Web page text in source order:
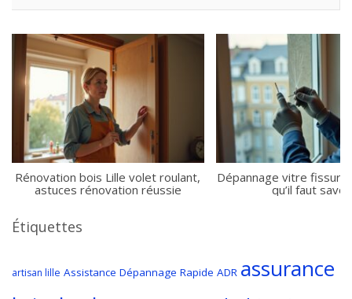
Rénovation bois Lille volet roulant,
astuces rénovation réussie
Dépannage vitre
qu’il faut savoir
Étiquettes
artisan lille Assistance Dépannage Rapide ADR assurance